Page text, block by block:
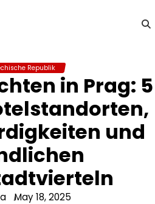
Republik
in Prag: 5
und
May 18, 2025